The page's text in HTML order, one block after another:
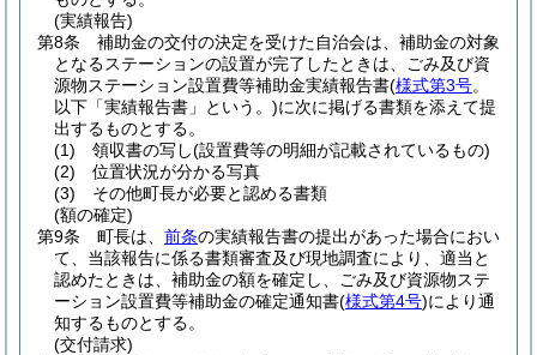
(実績報告)
第8条
補助金の交付の決定を受けた自治会は、補助金の対象
となるステーションの設置が完了したときは、ごみ及び資
源物ステーション設置費等補助金実績報告書(様式第3号。
以下「実績報告書」という。)に次に掲げる書類を添えて提
出するものとする。
(1)
領収書の写し(設置費等の明細が記載されているもの)
(2)
位置状況が分かる写真
(3)
その他町長が必要と認める書類
(額の確定)
第9条
町長は、 前条の実績報告書の提出があった場合におい
て、当該報告に係る書類審査及び現地調査により、適当と
認めたときは、補助金の額を確定し、ごみ及び資源物ステ
ーション設置費等補助金の確定通知書(様式第4号)により通
知するものとする。
(交付請求)